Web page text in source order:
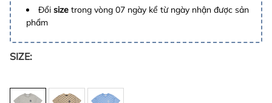
Đổi size trong vòng 07 ngày kể từ ngày nhận được sản
phẩm
SIZE: